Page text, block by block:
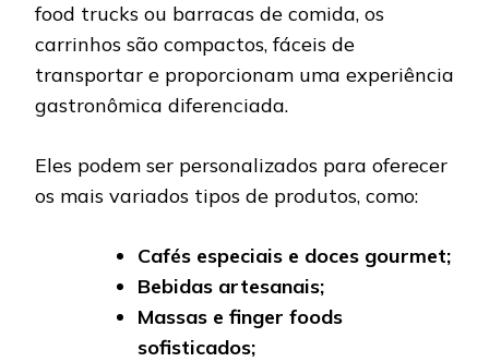
food trucks ou barracas de comida, os
carrinhos são compactos, fáceis de
transportar e proporcionam uma experiência
gastronômica diferenciada.
Eles podem ser personalizados para oferecer
os mais variados tipos de produtos, como:
Cafés especiais e doces gourmet;
Bebidas artesanais;
Massas e finger foods
sofisticados;